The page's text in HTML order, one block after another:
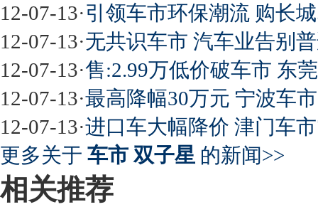
最强山寨 又奥迪又奔驰
12-07-13·引领车市环保潮流 购长
12-07-13·无共识车市 汽车业告别
12-07-13·售:2.99万低价破车市 东
12-07-13·最高降幅30万元 宁波车
12-07-13·进口车大幅降价 津门车
更多关于 车市 双子星 的新闻>>
相关推荐